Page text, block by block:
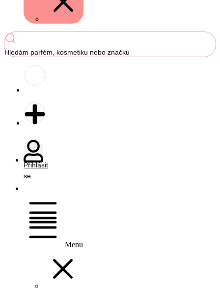
Hledám parfém, kosmetiku nebo značku
Přihlásit
se
Menu